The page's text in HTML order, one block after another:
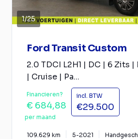
1/25
Ford Transit Custom
2.0 TDCI L2H1 | DC | 6 Zits
| Cruise | Pa...
Financieren?
€ 684,88
per maand
incl. BTW
€29.500
109.629 km 5-2021